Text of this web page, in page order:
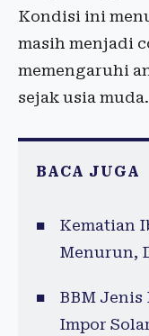
Kondisi ini
masih menjadi
memengaruhi
sejak usia muda.
BACA JUGA
Kematian
Menurun,
BBM Jenis
Impor